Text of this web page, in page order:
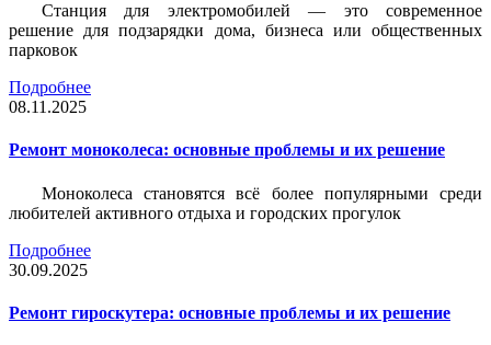
Станция для электромобилей — это современное
решение для подзарядки дома, бизнеса или общественных
парковок
Подробнее
08.11.2025
Ремонт моноколеса: основные проблемы и их решение
Моноколеса становятся всё более популярными среди
любителей активного отдыха и городских прогулок
Подробнее
30.09.2025
Ремонт гироскутера: основные проблемы и их решение